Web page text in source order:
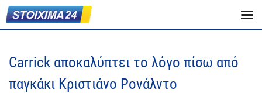
Carrick αποκαλύπτει το λόγο πίσω από
παγκάκι Κριστιάνο Ρονάλντο